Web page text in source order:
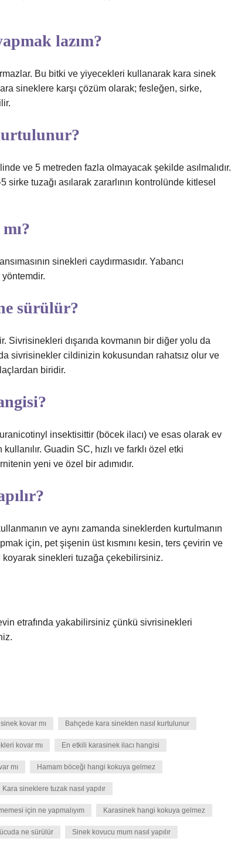
lazım?
Bu bitki ve yiyecekleri kullanarak kara sinek
sineklere karşı çözüm olarak; fesleğen, sirke,
ve 5 metreden fazla olmayacak şekilde asılmalıdır.
tuzağı asılarak zararlının kontrolünde kitlesel
sinekleri caydırmasıdır. Yabancı
yöntemdir.
sürülür?
Sivrisinekleri dışarıda kovmanın bir diğer yolu da
sivrisinekler cildinizin kokusundan rahatsız olur ve
biridir.
insektisittir (böcek ilacı) ve esas olarak ev
Guadin SC, hızlı ve farklı özel etki
yeni ve özel bir adımıdır.
ve aynı zamanda sineklerden kurtulmanın
için, pet şişenin üst kısmını kesin, ters çevirin ve
sinekleri tuzağa çekebilirsiniz.
etrafında yakabilirsiniz çünkü sivrisinekleri
kovar mı Bahçede kara sinekten nasıl kurtulunur
kovar mı En etkili karasinek ilacı hangisi
mı Hamam böceği hangi kokuya gelmez
Kara sineklere tuzak nasıl yapılır
için ne yapmalıyım Karasinek hangi kokuya gelmez
ne sürülür Sinek kovucu mum nasıl yapılır